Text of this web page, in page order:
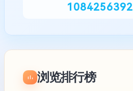
1084256392
浏览排行榜